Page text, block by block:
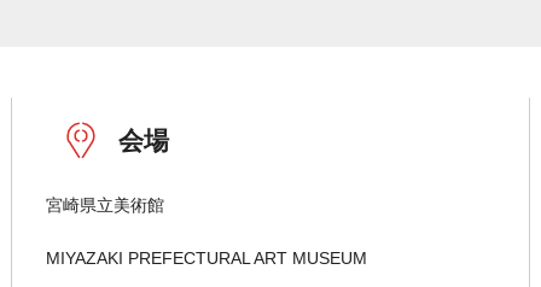
会場
宮崎県立美術館
MIYAZAKI PREFECTURAL ART MUSEUM